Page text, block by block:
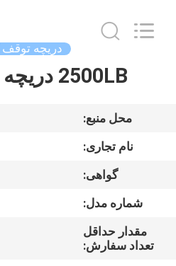
محصولات
دریچه
2500LB دریچه چرخ دستی
محل منبع:
نام تجاری:
گواهی:
شماره مدل:
مقدار حداقل
تعداد سفارش: